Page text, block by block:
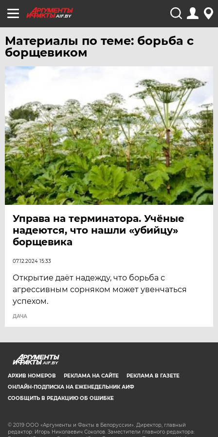
AIF.BY
Материалы по теме: борьба с
борщевиком
Управа на терминатора. Учёные
надеются, что нашли «убийцу»
борщевика
07.12.2024 15:33
Открытие даёт надежду, что борьба с
агрессивным сорняком может увенчаться
успехом.
ДАЧА
AIF.BY
АРХИВ НОМЕРОВ РЕКЛАМА НА САЙТЕ
РЕКЛАМА В ГАЗЕТЕ
ОНЛАЙН-ПОДПИСКА НА ЕЖЕНЕДЕЛЬНИК АИФ
СООБЩИТЬ В РЕДАКЦИЮ ОБ ОШИБКЕ
© 2019 ООО «Аргументы и Факты в Белоруссии». Директор, главный
редактор: Игорь Николаевич Соколов. Заместители главного редактора: